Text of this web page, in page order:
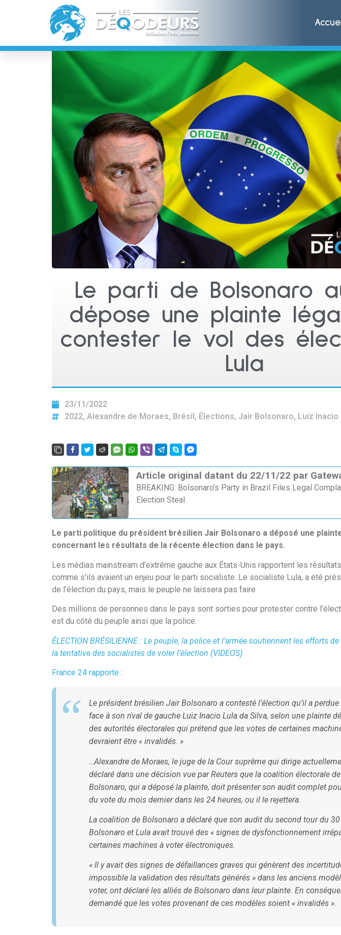
Le parti de Bolsonaro
dépose une plainte
contester le vol des
Lula
23/11/2022
2022, Alexandre de Moraes, Brésil , Élections, Jair Bolsonaro, Luiz Inacio
Article original datant du 22/11/22 par
BREAKING: Bolsonaro’s Party in Brazil Files Legal
Election Steal
Le parti politique du président brésilien Jair Bolsonaro a déposé une
concernant les résultats de la récente élection dans le pays.
Les médias mainstream d’extrême gauche aux États-Unis rapportent les
comme s’ils avaient un enjeu pour le parti socialiste. Le socialiste Lula, a été
de l’élection du pays, mais le peuple ne laissera pas faire.
Des millions de personnes dans le pays sont sorties pour protester contre
est du côté du peuple ainsi que la police.
ÉLECTION BRÉSILIENNE : Le peuple, la police et l’armée soutiennent les efforts
la tentative des socialistes de voler l’élection (VIDEOS)
France 24 rapporte :
Le président brésilien Jair Bolsonaro a contesté l’élection qu’il a
face à son rival de gauche Luiz Inacio Lula da Silva, selon une plainte
des autorités électorales qui prétend que les votes de certaines
devraient être « invalidés. »
…Alexandre de Moraes, le juge de la Cour suprême qui dirige
déclaré dans une décision vue par Reuters que la coalition électorale
Bolsonaro, qui a déposé la plainte, doit présenter son audit complet
du vote du mois dernier dans les 24 heures, ou il le rejettera.
La coalition de Bolsonaro a déclaré que son audit du second tour du
Bolsonaro et Lula avait trouvé des « signes de dysfonctionnement
certaines machines à voter électroniques.
« Il y avait des signes de défaillances graves qui génèrent des
impossible la validation des résultats générés » dans les anciens
voter, ont déclaré les alliés de Bolsonaro dans leur plainte. En
demandé que les votes provenant de ces modèles soient « invalidés ».